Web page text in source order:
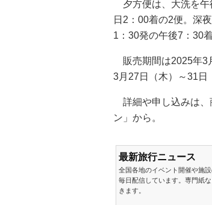
夕方便は、大洗を午
日2：00着の2便。深
1：30発の午後7：30
販売期間は2025年3
3月27日（木）～31日
詳細や申し込みは、
ン」から。
最新旅行ニュース
全国各地のイベント開催や施
毎日配信しています。専門紙
きます。